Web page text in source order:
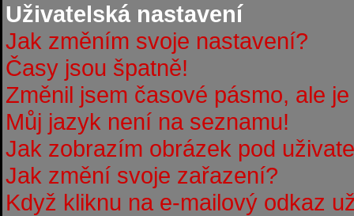
Uživatelská nastavení
Jak změním svoje nastavení?
Časy jsou špatně!
Změnil jsem časové pásmo, ale
Můj jazyk není na seznamu!
Jak zobrazím obrázek pod
Jak změní svoje zařazení?
Když kliknu na e-mailový odkaz